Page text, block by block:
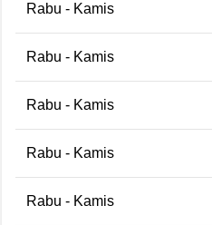
Rabu - Kamis
Rabu - Kamis
Rabu - Kamis
Rabu - Kamis
Rabu - Kamis